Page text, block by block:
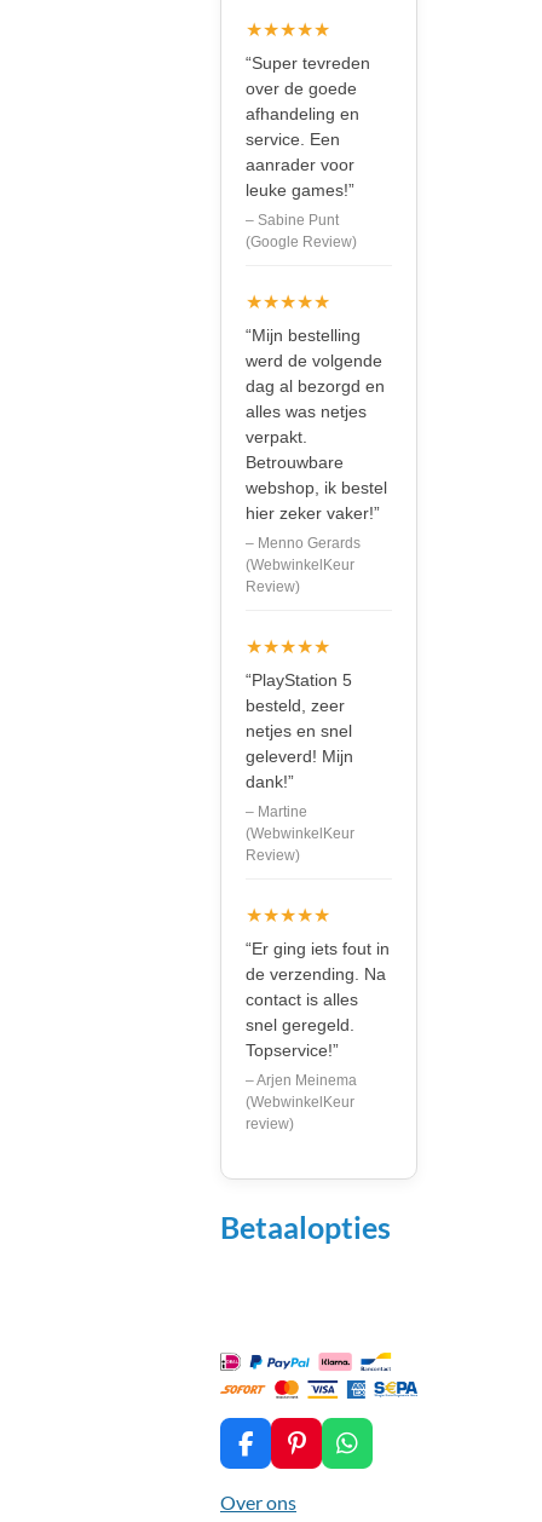
★★★★★
“Super tevreden
over de goede
afhandeling en
service. Een
aanrader voor
leuke games!”
– Sabine Punt
(Google Review)
★★★★★
“Mijn bestelling
werd de volgende
dag al bezorgd en
alles was netjes
verpakt.
Betrouwbare
webshop, ik bestel
hier zeker vaker!”
– Menno Gerards
(WebwinkelKeur
Review)
★★★★★
“PlayStation 5
besteld, zeer
netjes en snel
geleverd! Mijn
dank!”
– Martine
(WebwinkelKeur
Review)
★★★★★
“Er ging iets fout in
de verzending. Na
contact is alles
snel geregeld.
Topservice!”
– Arjen Meinema
(WebwinkelKeur
review)
Betaalopties
F
a
c
P
i
n
W
h
Over ons